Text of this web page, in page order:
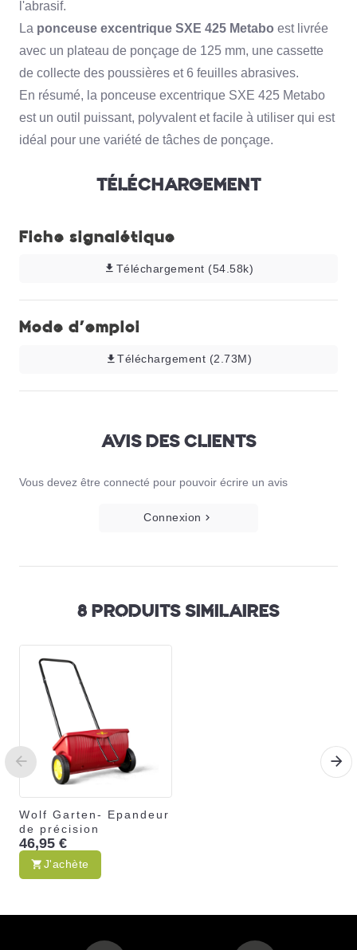
l'abrasif.
La ponceuse excentrique SXE 425 Metabo est livrée
avec un plateau de ponçage de 125 mm, une cassette
de collecte des poussières et 6 feuilles abrasives.
En résumé, la ponceuse excentrique SXE 425 Metabo
est un outil puissant, polyvalent et facile à utiliser qui est
idéal pour une variété de tâches de ponçage.
TÉLÉCHARGEMENT
Fiche signalétique
Téléchargement (54.58k)
Mode d'emploi
Téléchargement (2.73M)
AVIS DES CLIENTS
Vous devez être connecté pour pouvoir écrire un avis
Connexion
8 PRODUITS SIMILAIRES
Wolf Garten- Epandeur
de précision
46,95 €
J'achète